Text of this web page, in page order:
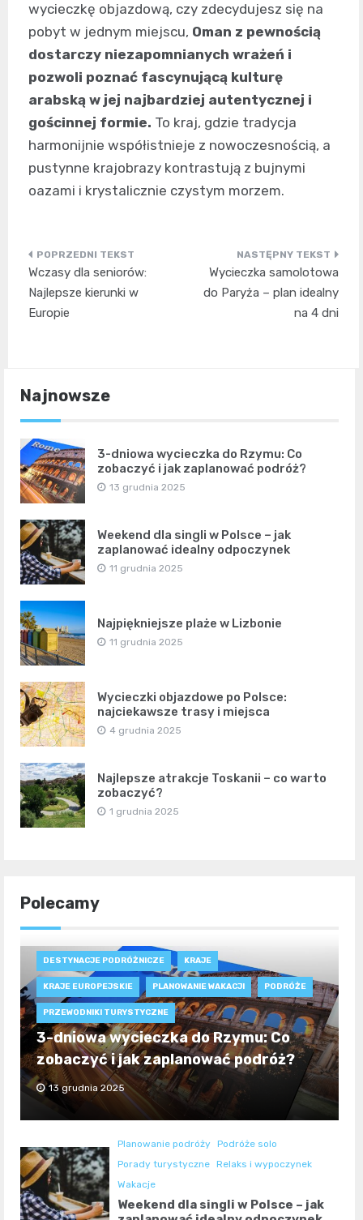
wycieczkę objazdową, czy zdecydujesz się na
pobyt w jednym miejscu, Oman z pewnością
dostarczy niezapomnianych wrażeń i
pozwoli poznać fascynującą kulturę
arabską w jej najbardziej autentycznej i
gościnnej formie. To kraj, gdzie tradycja
harmonijnie współistnieje z nowoczesnością, a
pustynne krajobrazy kontrastują z bujnymi
oazami i krystalicznie czystym morzem.
Nawigacja
wpisu
Wczasy dla seniorów:
Najlepsze kierunki w
Europie
Wycieczka samolotowa
do Paryża – plan idealny
na 4 dni
Najnowsze
3-dniowa wycieczka do Rzymu: Co
zobaczyć i jak zaplanować podróż?
13 grudnia 2025
Weekend dla singli w Polsce – jak
zaplanować idealny odpoczynek
11 grudnia 2025
Najpiękniejsze plaże w Lizbonie
11 grudnia 2025
Wycieczki objazdowe po Polsce:
najciekawsze trasy i miejsca
4 grudnia 2025
Najlepsze atrakcje Toskanii – co warto
zobaczyć?
1 grudnia 2025
Polecamy
DESTYNACJE PODRÓŻNICZE KRAJE
KRAJE EUROPEJSKIE PLANOWANIE WAKACJI PODRÓŻE
PRZEWODNIKI TURYSTYCZNE
3-dniowa wycieczka do Rzymu: Co
zobaczyć i jak zaplanować podróż?
13 grudnia 2025
Planowanie podróży Podróże solo
Porady turystyczne Relaks i wypoczynek
Wakacje
Weekend dla singli w Polsce – jak